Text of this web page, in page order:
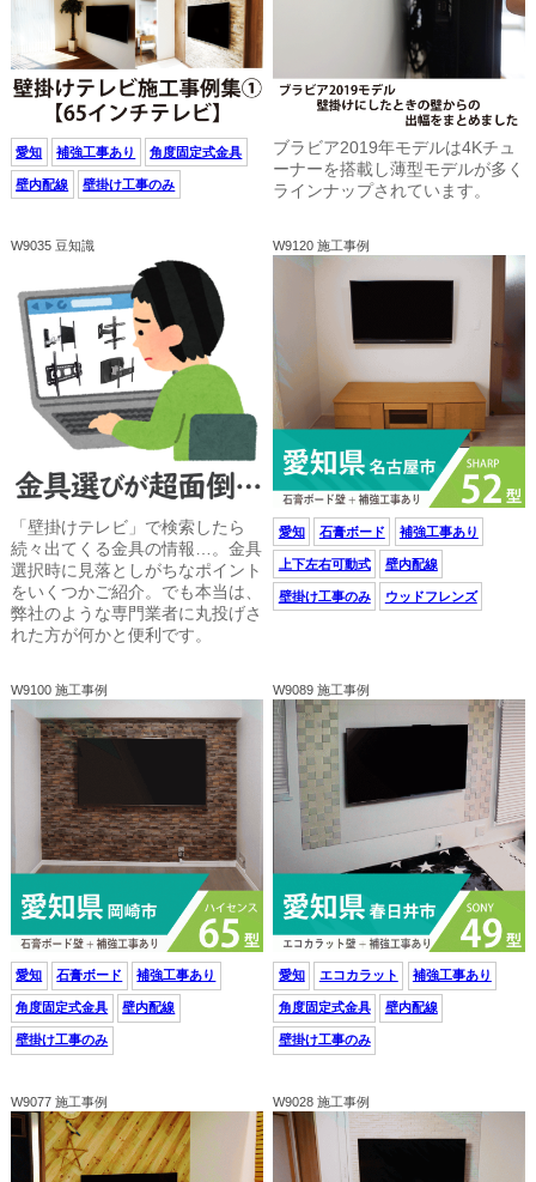
愛知 補強工事あり 角度固定式金具
壁内配線 壁掛け工事のみ
ブラビア2019年モデルは4Kチュ
ーナーを搭載し薄型モデルが多く
ラインナップされています。
W9035 豆知識
「壁掛けテレビ」で検索したら
続々出てくる金具の情報…。金具
選択時に見落としがちなポイント
をいくつかご紹介。でも本当は、
弊社のような専門業者に丸投げさ
れた方が何かと便利です。
W9120 施工事例
愛知 石膏ボード 補強工事あり
上下左右可動式 壁内配線
壁掛け工事のみ ウッドフレンズ
W9100 施工事例
愛知 石膏ボード 補強工事あり
角度固定式金具 壁内配線
壁掛け工事のみ
W9089 施工事例
愛知 エコカラット 補強工事あり
角度固定式金具 壁内配線
壁掛け工事のみ
W9077 施工事例 W9028 施工事例